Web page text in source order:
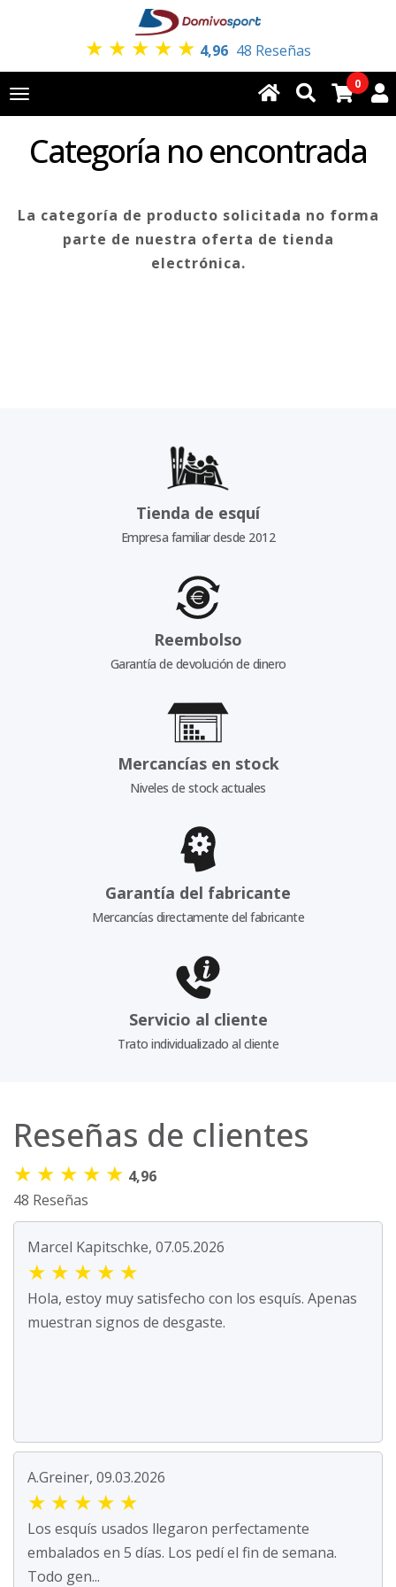
★ ★ ★ ★ ★ 4,96 48 Reseñas
Toggle
navigation
0
Categoría no encontrada
La categoría de producto solicitada no forma
parte de nuestra oferta de tienda
electrónica.
Tienda de esquí
Empresa familiar desde 2012
Reembolso
Garantía de devolución de dinero
Mercancías en stock
Niveles de stock actuales
Garantía del fabricante
Mercancías directamente del fabricante
Servicio al cliente
Trato individualizado al cliente
Reseñas de clientes
★ ★ ★ ★ ★ 4,96
48 Reseñas
Marcel Kapitschke, 07.05.2026
★ ★ ★ ★ ★
Hola, estoy muy satisfecho con los esquís. Apenas
muestran signos de desgaste.
A.Greiner, 09.03.2026
★ ★ ★ ★ ★
Los esquís usados llegaron perfectamente
embalados en 5 días. Los pedí el fin de semana.
Todo gen...